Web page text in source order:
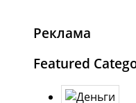
Реклама
Featured